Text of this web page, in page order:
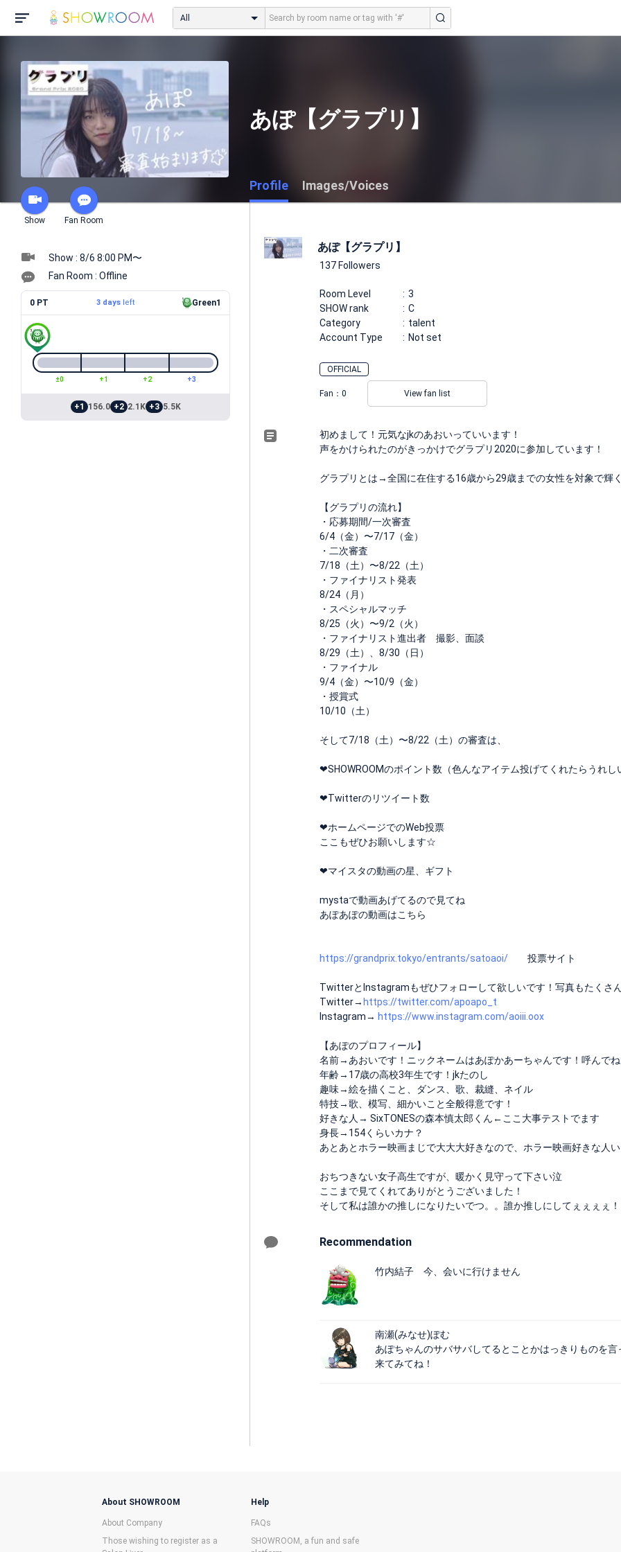
All
Show Fan Room
あぽ【グラプリ】
Profile Images/Voices
Show : 8/6 8:00 PM〜
Fan Room : Offline
0 PT 3 daysleft Green1
±0 +1 +2 +3
+1 156.0 +2 2.1K +3 5.5K
あぽ【グラプリ】
137 Followers
Room Level
3
SHOW rank
C
Category
talent
Account Type
Not set
OFFICIAL
Fan： 0 View fan list
初めまして！元気なjkのあおいっていいます！
声をかけられたのがきっかけでグラプリ2020に参加しています！
グラプリとは→全国に在住する16歳から29歳までの女性を対象で輝
【グラプリの流れ】
・応募期間/一次審査
6/4（金）〜7/17（金）
・二次審査
7/18（土）〜8/22（土）
・ファイナリスト発表
8/24（月）
・スペシャルマッチ
8/25（火）〜9/2（火）
・ファイナリスト進出者 撮影、面談
8/29（土）、8/30（日）
・ファイナル
9/4（金）〜10/9（金）
・授賞式
10/10（土）
そして7/18（土）〜8/22（土）の審査は、
❤︎SHOWROOMのポイント数（色んなアイテム投げてくれたらうれし
❤︎Twitterのリツイート数
❤︎ホームページでのWeb投票
ここもぜひお願いします☆
❤︎マイスタの動画の星、ギフト
mystaで動画あげてるので見てね
あぽあぽの動画はこちら
https://grandprix.tokyo/entrants/satoaoi/ 投票サイト
TwitterとInstagramもぜひフォローして欲しいです！写真もたくさ
Twitter→ https://twitter.com/apoapo_t
Instagram→ https://www.instagram.com/aoiii.oox
【あぽのプロフィール】
名前→あおいです！ニックネームはあぽかあーちゃんです！呼んで
年齢→17歳の高校3年生です！jkたのし
趣味→絵を描くこと、ダンス、歌、裁縫、ネイル
特技→歌、模写、細かいこと全般得意です！
好きな人→ SixTONESの森本慎太郎くん←ここ大事テストでます
身長→154くらいカナ？
あとあとホラー映画まじで大大大好きなので、ホラー映画好きな人い
おちつきない女子高生ですが、暖かく見守って下さい泣
ここまで見てくれてありがとうございました！
そして私は誰かの推しになりたいでつ。。誰か推しにしてぇぇぇぇ！
Recommendation
竹内結子 今、会いに行けません
南瀬(みなせ)ぽむ
あぽちゃんのサバサバしてるとことかはっきりものを
来てみてね！
About SHOWROOM
About Company
Those wishing to register as a
Help
FAQs
SHOWROOM, a fun and safe